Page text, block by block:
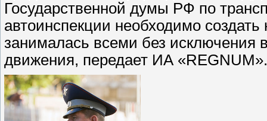
Государственной думы РФ по
автоинспекции необходимо
занималась всеми без исключения
движения, передает ИА «REGNUM».